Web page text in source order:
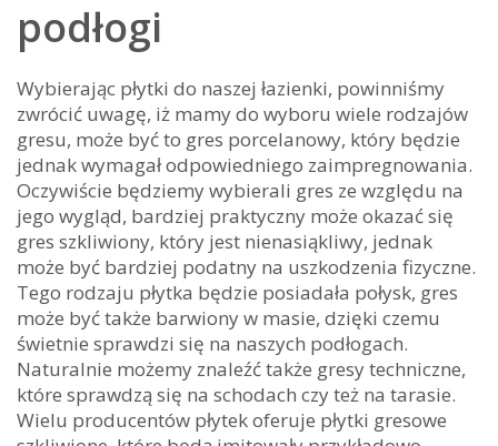
podłogi
Wybierając płytki do naszej łazienki, powinniśmy
zwrócić uwagę, iż mamy do wyboru wiele rodzajów
gresu, może być to gres porcelanowy, który będzie
jednak wymagał odpowiedniego zaimpregnowania.
Oczywiście będziemy wybierali gres ze względu na
jego wygląd, bardziej praktyczny może okazać się
gres szkliwiony, który jest nienasiąkliwy, jednak
może być bardziej podatny na uszkodzenia fizyczne.
Tego rodzaju płytka będzie posiadała połysk, gres
może być także barwiony w masie, dzięki czemu
świetnie sprawdzi się na naszych podłogach.
Naturalnie możemy znaleźć także gresy techniczne,
które sprawdzą się na schodach czy też na tarasie.
Wielu producentów płytek oferuje płytki gresowe